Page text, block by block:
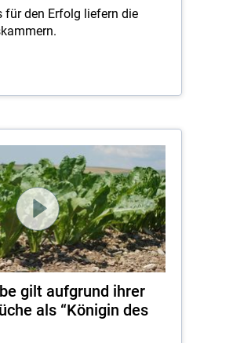
für den Erfolg liefern die
gilt aufgrund ihrer
als “Königin des